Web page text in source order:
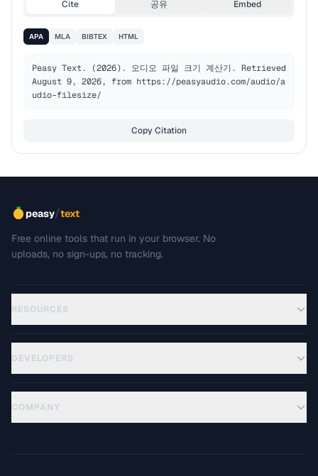
Cite 공유 Embed
APA MLA BIBTEX HTML
Peasy Text. (2026). 오디오 파일 크기 계산기. Retrieved
August 9, 2026, from https://peasyaudio.com/audio/a
udio-filesize/
Copy Citation
peasy/text
Free online tools that run in your browser. No
uploads, no sign-ups, no tracking.
RESOURCES
DEVELOPERS
COMPANY